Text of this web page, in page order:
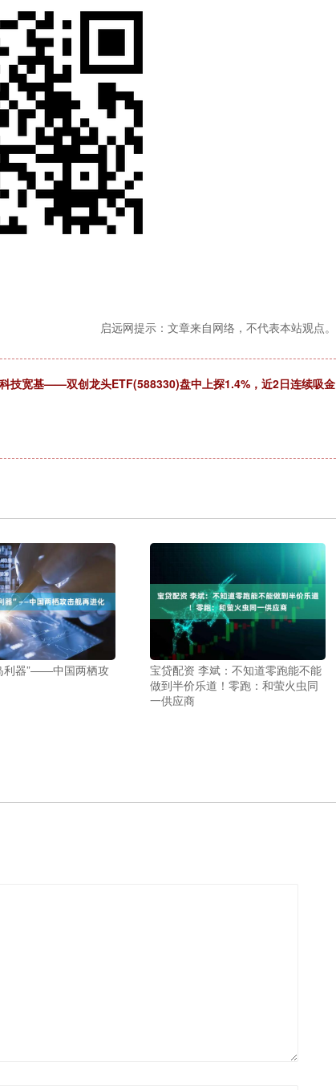
启远网提示：文章来自网络，不代表本站观点。
技宽基——双创龙头ETF(588330)盘中上探1.4%，近2日连续吸金
利器”——中国两栖攻
宝贷配资 李斌：不知道零跑能不能
做到半价乐道！零跑：和萤火虫同
一供应商